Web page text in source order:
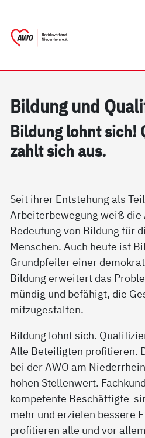
Bil­dung und
Bil­dung lohnt sich!
zahlt sich aus.
Seit ihrer Entstehung als
Arbeiterbewegung weiß die
Bedeutung von Bildung für
Menschen. Auch heute ist
Grundpfeiler einer
Bildung erweitert das
mündig und befähigt, die
mitzugestalten.
Bildung lohnt sich.
Alle Beteiligten profitieren.
bei der AWO am
hohen Stellenwert.
kompetente Beschäftigte
mehr und erzielen bessere
profitieren alle und vor